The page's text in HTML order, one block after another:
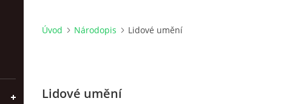
Úvod Národopis Lidové umění
Lidové umění